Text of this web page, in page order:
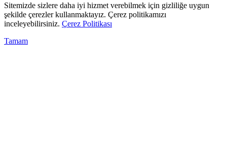
Sitemizde sizlere daha iyi hizmet verebilmek için gizliliğe uygun
şekilde çerezler kullanmaktayız. Çerez politikamızı
inceleyebilirsiniz. Çerez Politikası
Tamam